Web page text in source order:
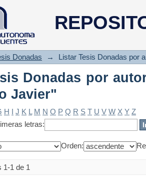
Donadas por
Donadas → Listar Tesis Donadas por
Donadas por
Javier"
H I J K L M N O P Q R S T U V W X Y Z
letras:
Orden:
1-1 de 1